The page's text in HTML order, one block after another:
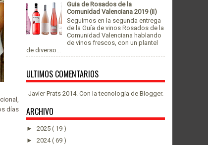
días
Guia de Rosados de la
Comunidad Valenciana 2019 (II)
Seguimos en la segunda entrega
de la Guía de vinos Rosados de la
Comunidad Valenciana hablando
de vinos frescos, con un plantel
de diverso...
ULTIMOS COMENTARIOS
Javier Prats 2014. Con la tecnología de Blogger.
ARCHIVO
► 2025 ( 19 )
► 2024( 69 )